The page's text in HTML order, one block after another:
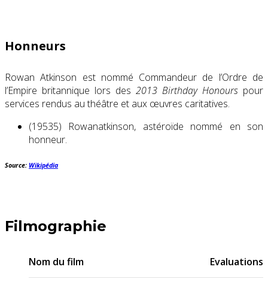
Honneurs
Rowan Atkinson est nommé Commandeur de l’Ordre de
l’Empire britannique lors des 2013 Birthday Honours pour
services rendus au théâtre et aux œuvres caritatives.
(19535) Rowanatkinson, astéroïde nommé en son
honneur.
Source: Wikipédia
Filmographie
Nom du film Evaluations